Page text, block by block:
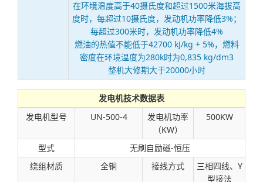
在环境温度高于40摄氏度和超过1500米海拔高
度时，每超过10摄氏度，发动机功率降低3%；
每超过300米时，发动机功率降低4%
燃油的热值不能低于42700 kJ/kg + 5%，燃料
密度在环境温度为280k时为0,835 kg/dm3
整机大修期大于20000小时
发电机技术数据表
发电机型号
UN-500-4
发电机功率
（KW）
500KW
型式
无刷自励磁-恒压
绕组材质
全铜 接线方式
三相四线、Y
型接法